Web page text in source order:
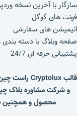
سازگار با آخرین نسخه
فونت های گوگل
انیمیشن های سفارشی
صفحه وبلاگ با دسته
پشتیبانی حرفه ای 24/7
و شرکت مشاوره بلاک
محصول و همچنین